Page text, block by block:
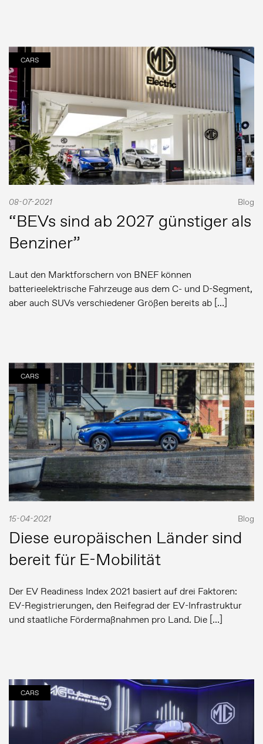
CARS
08-07-2021 Blog
“BEVs sind ab 2027 günstiger als
Benziner”
Laut den Marktforschern von BNEF können
batterieelektrische Fahrzeuge aus dem C- und D-Segment,
aber auch SUVs verschiedener Größen bereits ab […]
CARS
15-04-2021 Blog
Diese europäischen Länder sind
bereit für E-Mobilität
Der EV Readiness Index 2021 basiert auf drei Faktoren:
EV-Registrierungen, den Reifegrad der EV-Infrastruktur
und staatliche Fördermaßnahmen pro Land. Die […]
CARS